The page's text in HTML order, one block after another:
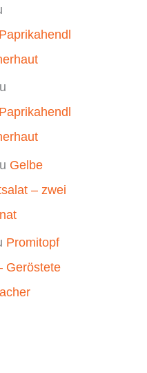
Gelbe
– zwei
Promitopf
Geröstete